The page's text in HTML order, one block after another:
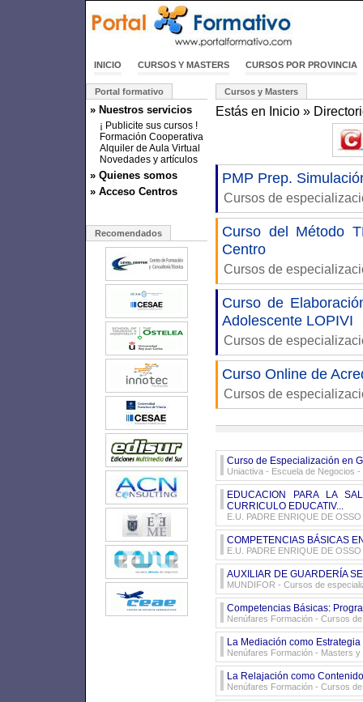
INICIO CURSOS Y MASTERS CURSOS POR PROVINCIA
Portal formativo
» Nuestros servicios
¡ Publicite sus cursos !
Formación Cooperativa
Alquiler de Aula Virtual
Novedades y artículos
» Quienes somos
» Acceso Centros
Recomendados
Cursos y Masters
Estás en Inicio »
PMP Prep.
Cursos de
Curso del Método
Centro
Cursos de
Curso de
Adolescente LOPIVI
Cursos de
Curso Online de
Cursos de
Curso de Especialización en
Uniactiva - Escuela de Negocios -
EDUCACION PARA LA
CURRICULO EDUCATIV...
E.U. PADRE ENRIQUE DE OSSO
COMPETENCIAS BÁSICAS
E.U. PADRE ENRIQUE DE OSSO
AUXILIAR DE GUARDERÍA
MUNDIFOR - Cursos de
Competencias Básicas:
Nenúfares Formación - Cursos
La Mediación como
Nenúfares Formación - Masters y
La Relajación como
Nenúfares Formación - Cursos